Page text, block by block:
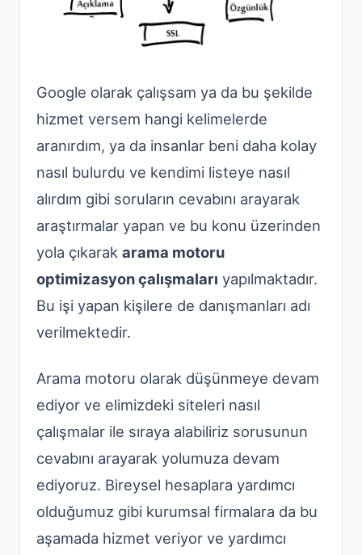
Google olarak çalışsam ya da bu şekilde
hizmet versem hangi kelimelerde
aranırdım, ya da insanlar beni daha kolay
nasıl bulurdu ve kendimi listeye nasıl
alırdım gibi soruların cevabını arayarak
araştırmalar yapan ve bu konu üzerinden
yola çıkarak arama motoru
optimizasyon çalışmaları yapılmaktadır.
Bu işi yapan kişilere de danışmanları adı
verilmektedir.
Arama motoru olarak düşünmeye devam
ediyor ve elimizdeki siteleri nasıl
çalışmalar ile sıraya alabiliriz sorusunun
cevabını arayarak yolumuza devam
ediyoruz. Bireysel hesaplara yardımcı
olduğumuz gibi kurumsal firmalara da bu
aşamada hizmet veriyor ve yardımcı